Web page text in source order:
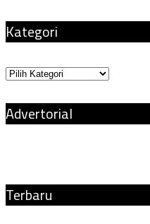
Kategori
Kategori
Advertorial
Terbaru